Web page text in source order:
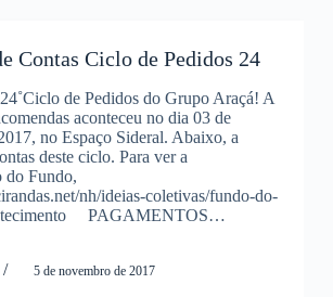
Contas Ciclo de Pedidos 24
de Pedidos do Grupo Araçá! A
aconteceu no dia 03 de
no Espaço Sideral. Abaixo, a
deste ciclo. Para ver a
do Fundo,
nh/ideias-coletivas/fundo-do-
PAGAMENTOS…
/ 5 de novembro de 2017